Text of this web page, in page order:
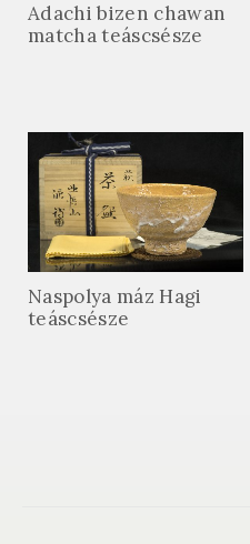
Adachi bizen chawan
matcha teáscsésze
Naspolya máz Hagi
teáscsésze